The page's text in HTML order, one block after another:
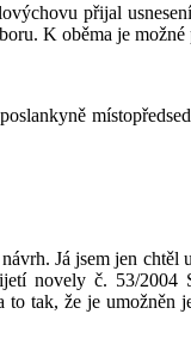
přijal
K oběma je
Já jsem jen
novely č. 53/2004
tak, že je umožněn